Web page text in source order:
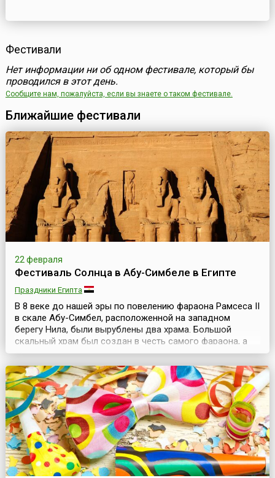
Фестивали
Нет информации ни об одном фестивале, который бы
проводился в этот день.
Сообщите нам, пожалуйста, если вы знаете о таком фестивале.
Ближайшие фестивали
22 февраля
Фестиваль Солнца в Абу-Симбеле в Египте
Праздники Египта
В 8 веке до нашей эры по повелению фараона Рамсеса II
в скале Абу-Симбел, расположенной на западном
берегу Нила, были вырублены два храма. Большой
скальный храм был создан в честь самого фараона, а
малый — в честь богини Хахтор и жены фараона
Нефертари. Причиной создания этих двух храмов
послужила победа Рамсеса над хеттами.Перед храмом
были возведены четыре 20-метровые статуи: три статуи
изоб...